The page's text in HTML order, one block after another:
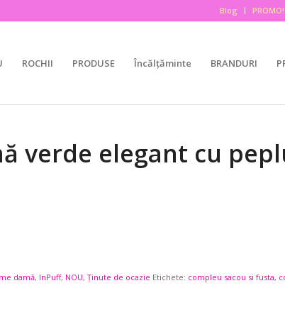
Blog PROMO!
ROCHII PRODUSE Încălțăminte BRANDURI
verde elegant cu
damă, InPuff, NOU,Ținute de ocazie Etichete: compleu sacou si fusta,